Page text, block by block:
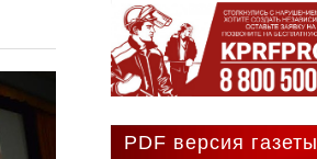
PDF версия газеты